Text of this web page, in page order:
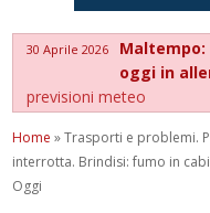
30 Aprile 2026
oggi in
previsioni meteo
Home »Trasporti e problemi.
interrotta. Brindisi: fumo in
Oggi